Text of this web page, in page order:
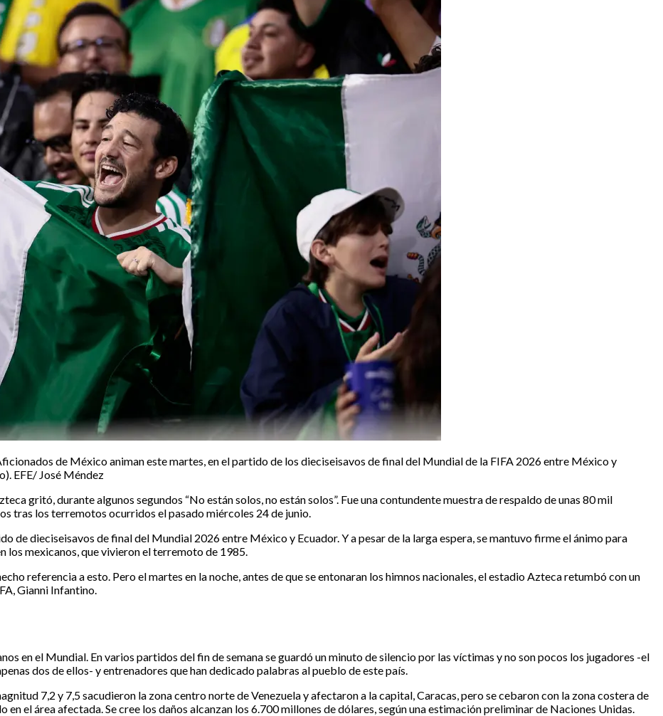
de México animan este martes, en el partido de los dieciseisavos de final del Mundial de la FIFA 2026 entre México y
EFE/ José Méndez
gritó, durante algunos segundos “No están solos, no están solos”. Fue una contundente muestra de respaldo de unas 80 mil
tras los terremotos ocurridos el pasado miércoles 24 de junio.
de dieciseisavos de final del Mundial 2026 entre México y Ecuador. Y a pesar de la larga espera, se mantuvo firme el ánimo para
los mexicanos, que vivieron el terremoto de 1985.
referencia a esto. Pero el martes en la noche, antes de que se entonaran los himnos nacionales, el estadio Azteca retumbó con un
Gianni Infantino.
en el Mundial. En varios partidos del fin de semana se guardó un minuto de silencio por las víctimas y no son pocos los jugadores -el
dos de ellos- y entrenadores que han dedicado palabras al pueblo de este país.
7,2 y 7,5 sacudieron la zona centro norte de Venezuela y afectaron a la capital, Caracas, pero se cebaron con la zona costera de
el área afectada. Se cree los daños alcanzan los 6.700 millones de dólares, según una estimación preliminar de Naciones Unidas.